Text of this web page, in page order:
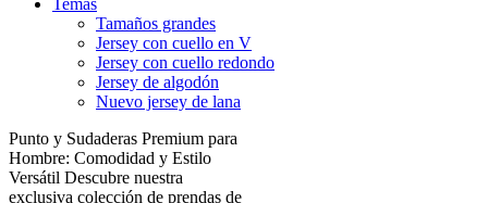
Temas
Tamaños grandes
Jersey con cuello en V
Jersey con cuello redondo
Jersey de algodón
Nuevo jersey de lana
Punto y Sudaderas Premium para
Hombre: Comodidad y Estilo
Versátil Descubre nuestra
exclusiva colección de prendas de